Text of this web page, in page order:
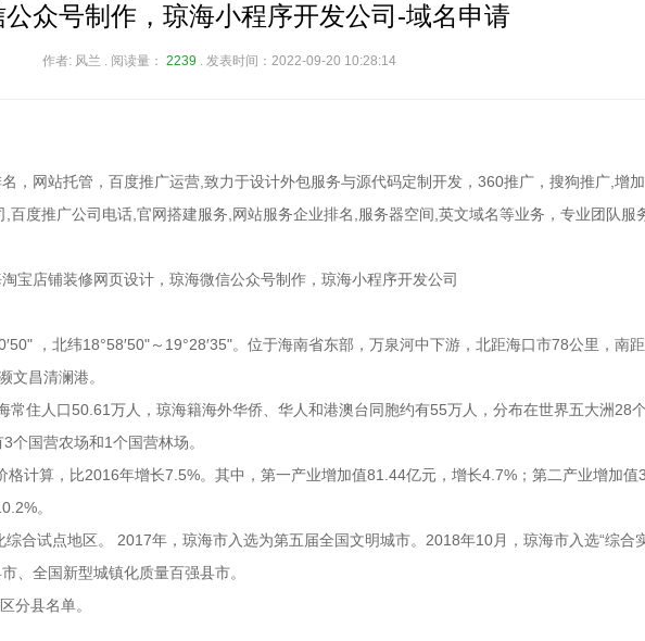
众号制作，琼海小程序开发公司-域名申请
作者: 风兰 . 阅读量： 2239 . 发表时间：2022-09-20 10:28:14
， 网站托管 ， 百度推广运营 ,致力于设计外包服务与源代码定制开发 ， 360推广 ， 搜狗推广 ,增
百度推广公司电话 官网搭建服务 网站服务企业排名 服务器空间 英文域名等业务，专业团队服
宝店铺装修网页设计，琼海微信公众号制作，琼海小程序开发公司
，北纬18°58′50"～19°28′35"。位于海南省东部，万泉河中下游，北距海口市78公里，南
文昌清澜港。
住人口50.61万人，琼海籍海外华侨、华人和港澳台同胞约有55万人，分布在世界五大洲28个
个国营农场和1个国营林场。
计算，比2016年增长7.5%。其中，第一产业增加值81.44亿元，增长4.7%；第二产业增加值
。
合试点地区。 2017年，琼海市入选为第五届全国文明城市。2018年10月，琼海市入选“综合实
、全国新型城镇化质量百强县市。
分县名单。